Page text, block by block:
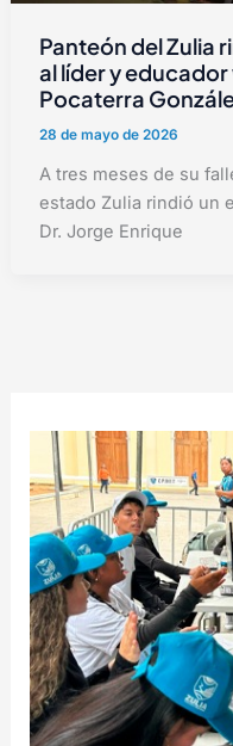
Panteón del Zulia
al líder y
Pocaterra
28 de mayo de 2026
A tres meses de su
estado Zulia rindió un
Dr. Jorge Enrique